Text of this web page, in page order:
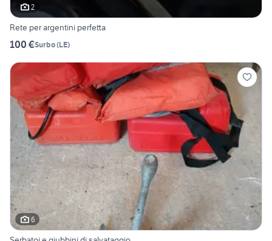
2
Rete per argentini perfetta
100 €Surbo(LE)
6